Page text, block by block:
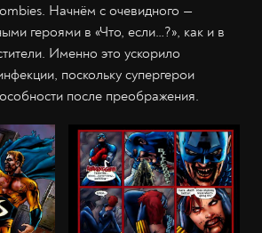
Начнём с очевидного —
героями в «Что, если…?», как и в
Именно это ускорило
поскольку супергерои
после преображения.